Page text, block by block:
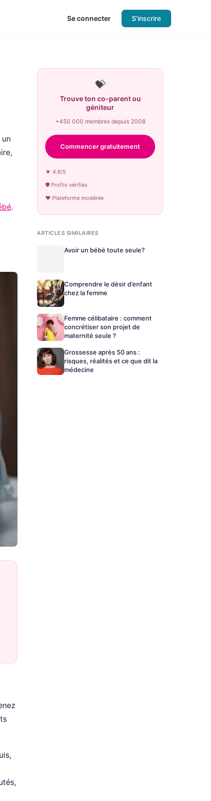
Se connecter S'inscrire
.
💝
Trouve ton co-parent ou
géniteur
+450 000 membres depuis 2008
Commencer gratuitement
★ 4.6/5
🛡 Profils vérifiés
♥ Plateforme modérée
ARTICLES SIMILAIRES
Avoir un bébé toute seule?
Comprendre le désir d’enfant
chez la femme
Femme célibataire : comment
concrétiser son projet de
maternité seule ?
Grossesse après 50 ans :
risques, réalités et ce que dit la
médecine